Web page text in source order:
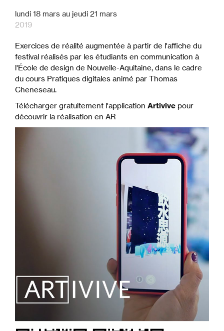
lundi 18 mars au jeudi 21 mars
2019
Exercices de réalité augmentée à partir de l'affiche du
festival réalisés par les étudiants en communication à
l'École de design de Nouvelle-Aquitaine, dans le cadre
du cours Pratiques digitales animé par Thomas
Cheneseau.
Télécharger gratuitement l'application Artivive pour
découvrir la réalisation en AR